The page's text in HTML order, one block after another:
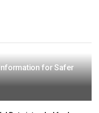
for Safer